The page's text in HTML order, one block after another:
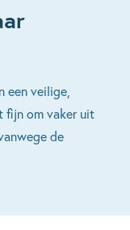
een veilige,
fijn om vaker uit
de